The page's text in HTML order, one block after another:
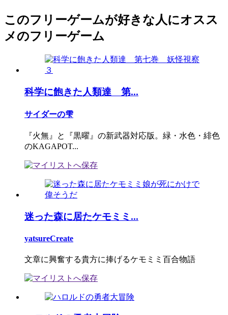
このフリーゲームが好きな人にオスス
メのフリーゲーム
科学に飽きた人類達 第...
サイダーの雫
『火無』と『黒曜』の新武器対応版。緑・水色・緋色
のKAGAPOT...
迷った森に居たケモミミ...
yatsureCreate
文章に興奮する貴方に捧げるケモミミ百合物語